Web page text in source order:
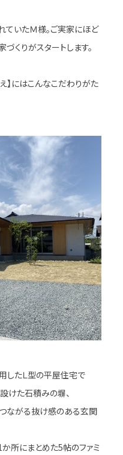
いたＭ様。ご実家にほど
くりがスタートします。
】にはこんなこだわりがた
したＬ型の平屋住宅で
けた石積みの塀、
ながる抜け感のある玄関
所にまとめた5帖のファミ